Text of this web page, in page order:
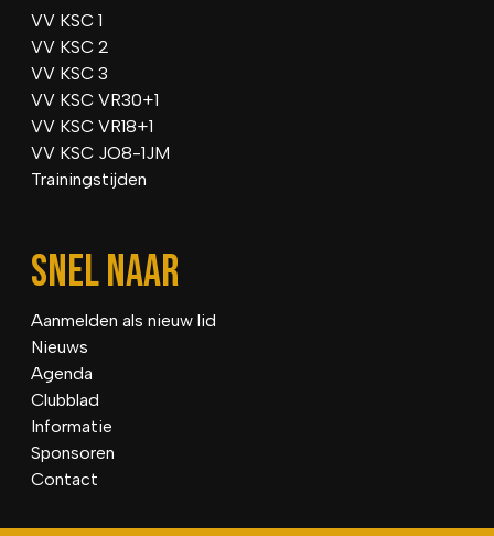
VV KSC 1
VV KSC 2
VV KSC 3
VV KSC VR30+1
VV KSC VR18+1
VV KSC JO8-1JM
Trainingstijden
SNEL NAAR
Aanmelden als nieuw lid
Nieuws
Agenda
Clubblad
Informatie
Sponsoren
Contact